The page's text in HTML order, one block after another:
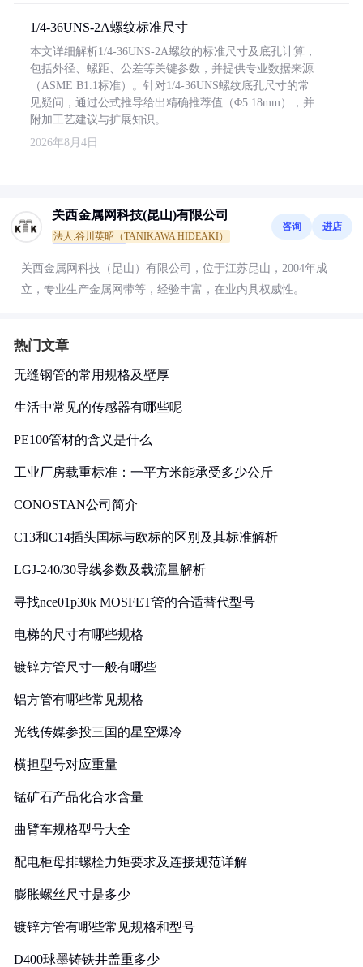
1/4-36UNS-2A螺纹标准尺寸
本文详细解析1/4-36UNS-2A螺纹的标准尺寸及底孔计算，
包括外径、螺距、公差等关键参数，并提供专业数据来源
（ASME B1.1标准）。针对1/4-36UNS螺纹底孔尺寸的常
见疑问，通过公式推导给出精确推荐值（Φ5.18mm），并
附加工艺建议与扩展知识。
2026年8月4日
关西金属网科技(昆山)有限公司
法人:谷川英昭（TANIKAWA HIDEAKI）
咨询 进店
关西金属网科技（昆山）有限公司，位于江苏昆山，2004年成
立，专业生产金属网带等，经验丰富，在业内具权威性。
热门文章
无缝钢管的常用规格及壁厚
生活中常见的传感器有哪些呢
PE100管材的含义是什么
工业厂房载重标准：一平方米能承受多少公斤
CONOSTAN公司简介
C13和C14插头国标与欧标的区别及其标准解析
LGJ-240/30导线参数及载流量解析
寻找nce01p30k MOSFET管的合适替代型号
电梯的尺寸有哪些规格
镀锌方管尺寸一般有哪些
铝方管有哪些常见规格
光线传媒参投三国的星空爆冷
横担型号对应重量
锰矿石产品化合水含量
曲臂车规格型号大全
配电柜母排螺栓力矩要求及连接规范详解
膨胀螺丝尺寸是多少
镀锌方管有哪些常见规格和型号
D400球墨铸铁井盖重多少